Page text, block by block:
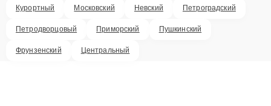
Курортный Московский Невский Петроградский
Петродворцовый Приморский Пушкинский
Фрунзенский Центральный